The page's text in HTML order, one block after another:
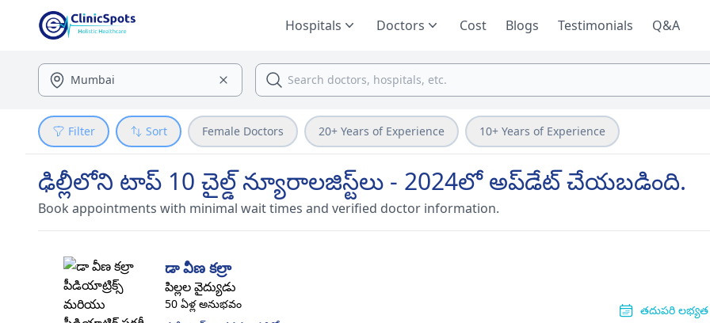
Hospitals Doctors Cost Blogs Testimonials Q&A
Filter Sort Female Doctors 20+ Years of Experience 10+ Years of Experience
ఢిల్లీలోని టాప్ 10 చైల్డ్ న్యూరాలజిస్ట్‌లు - 2024లో అప్‌డేట్ చేయబడింది.
Book appointments with minimal wait times and verified doctor information.
డా వీణ కల్రా
పిల్లల వైద్యుడు
50 ఏళ్ల అనుభవం
తదుపరి లభ్యత